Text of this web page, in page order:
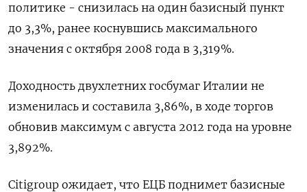
политике - снизилась на один базисный пункт
до 3,3%, ранее коснувшись максимального
значения с октября 2008 года в 3,319%.
Доходность двухлетних госбумаг Италии не
изменилась и составила 3,86%, в ходе торгов
обновив максимум с августа 2012 года на уровне
3,892%.
Citigroup ожидает, что ЕЦБ поднимет базисные